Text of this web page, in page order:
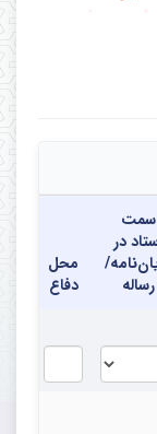
رجایی،
Pediatric
pediatrics,
سمت
در
رساله
محل
دفاع